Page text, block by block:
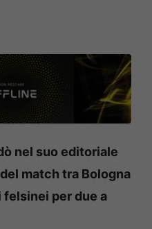
nel suo editoriale
match tra Bologna
per due a